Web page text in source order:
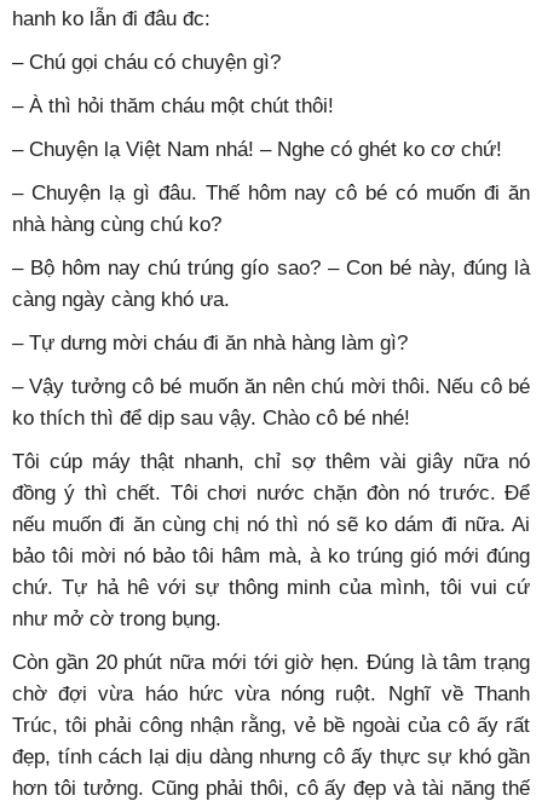
hanh ko lẫn đi đâu đc:
– Chú gọi cháu có chuyện gì?
– À thì hỏi thăm cháu một chút thôi!
– Chuyện lạ Việt Nam nhá! – Nghe có ghét ko cơ chứ!
– Chuyện lạ gì đâu. Thế hôm nay cô bé có muốn đi ăn
nhà hàng cùng chú ko?
– Bộ hôm nay chú trúng gío sao? – Con bé này, đúng là
càng ngày càng khó ưa.
– Tự dưng mời cháu đi ăn nhà hàng làm gì?
– Vậy tưởng cô bé muốn ăn nên chú mời thôi. Nếu cô bé
ko thích thì để dịp sau vậy. Chào cô bé nhé!
Tôi cúp máy thật nhanh, chỉ sợ thêm vài giây nữa nó
đồng ý thì chết. Tôi chơi nước chặn đòn nó trước. Để
nếu muốn đi ăn cùng chị nó thì nó sẽ ko dám đi nữa. Ai
bảo tôi mời nó bảo tôi hâm mà, à ko trúng gió mới đúng
chứ. Tự hả hê với sự thông minh của mình, tôi vui cứ
như mở cờ trong bụng.
Còn gần 20 phút nữa mới tới giờ hẹn. Đúng là tâm trạng
chờ đợi vừa háo hức vừa nóng ruột. Nghĩ về Thanh
Trúc, tôi phải công nhận rằng, vẻ bề ngoài của cô ấy rất
đẹp, tính cách lại dịu dàng nhưng cô ấy thực sự khó gần
hơn tôi tưởng. Cũng phải thôi, cô ấy đẹp và tài năng thế